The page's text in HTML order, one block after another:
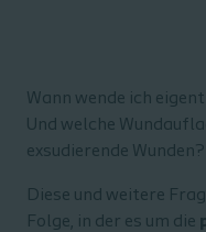
Wann wende ich
Und welche
exsudierende Wunden?
Diese und weitere
Folge, in der es um die